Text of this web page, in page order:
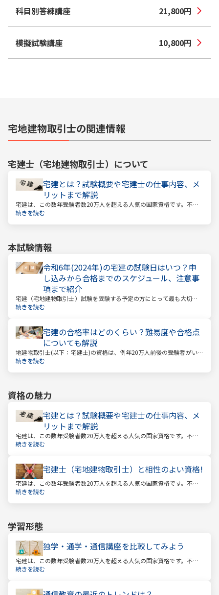
科目別答練講座 21,800円
模擬試験講座 10,800円
宅地建物取引士の関連情報
宅建士（宅地建物取引士） について
宅建とは？試験概要や宅建士の仕事内容、メ
リットまで解説
宅建は、この数年受験者数20万人を超える人気の国家資格です。不動
産業に携わる人をはじめ、他業種、学生、主婦まで、さまざまな方が
続きを読む
本試験情報
令和6年(2024年)の宅建の試験日はいつ？申
し込みから合格までのスケジュール、注意事
項まで紹介
宅建（宅地建物取引士）試験を受験する予定の方にとって最も大切な
情報は「試験日」です。いつから勉強を始めるか、もう始めているな
続きを読む
宅建の合格率はどのくらい？難易度や合格点
についても解説
地建物取引士(以下：宅建士)の資格は、例年20万人前後の受験者がいる
人気資格。 その試験の合格率は15～18%程度であり、過去10年の平均
続きを読む
資格の魅力
宅建とは？試験概要や宅建士の仕事内容、メ
リットまで解説
宅建は、この数年受験者数20万人を超える人気の国家資格です。不動
産業に携わる人をはじめ、他業種、学生、主婦まで、さまざまな方が
続きを読む
宅建士（宅地建物取引士）と相性のよい資格!
宅建は、この数年受験者数20万人を超える人気の国家資格です。不動
産業に携わる人をはじめ、他業種、学生、主婦まで、さまざまな方が
続きを読む
学習形態
独学・通学・通信講座を比較してみよう
宅建は、この数年受験者数20万人を超える人気の国家資格です。不動
産業に携わる人をはじめ、他業種、学生、主婦まで、さまざまな方が
続きを読む